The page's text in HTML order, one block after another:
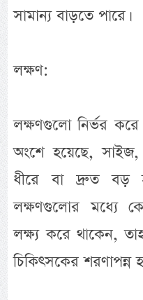
সামান্য বাড়তে পারে।
লক্ষণ:
লক্ষণগুলো নির্ভর
অংশে হয়েছে,
ধীরে বা দ্রুত বড়
লক্ষণগুলোর মধ্যে
লক্ষ্য করে থাকেন,
চিকিৎসকের শরণাপন্ন